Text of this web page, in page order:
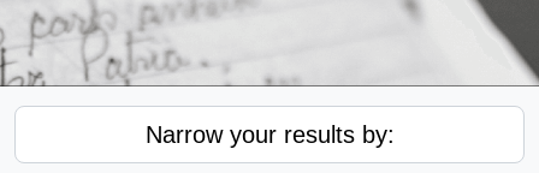
Narrow your results by: